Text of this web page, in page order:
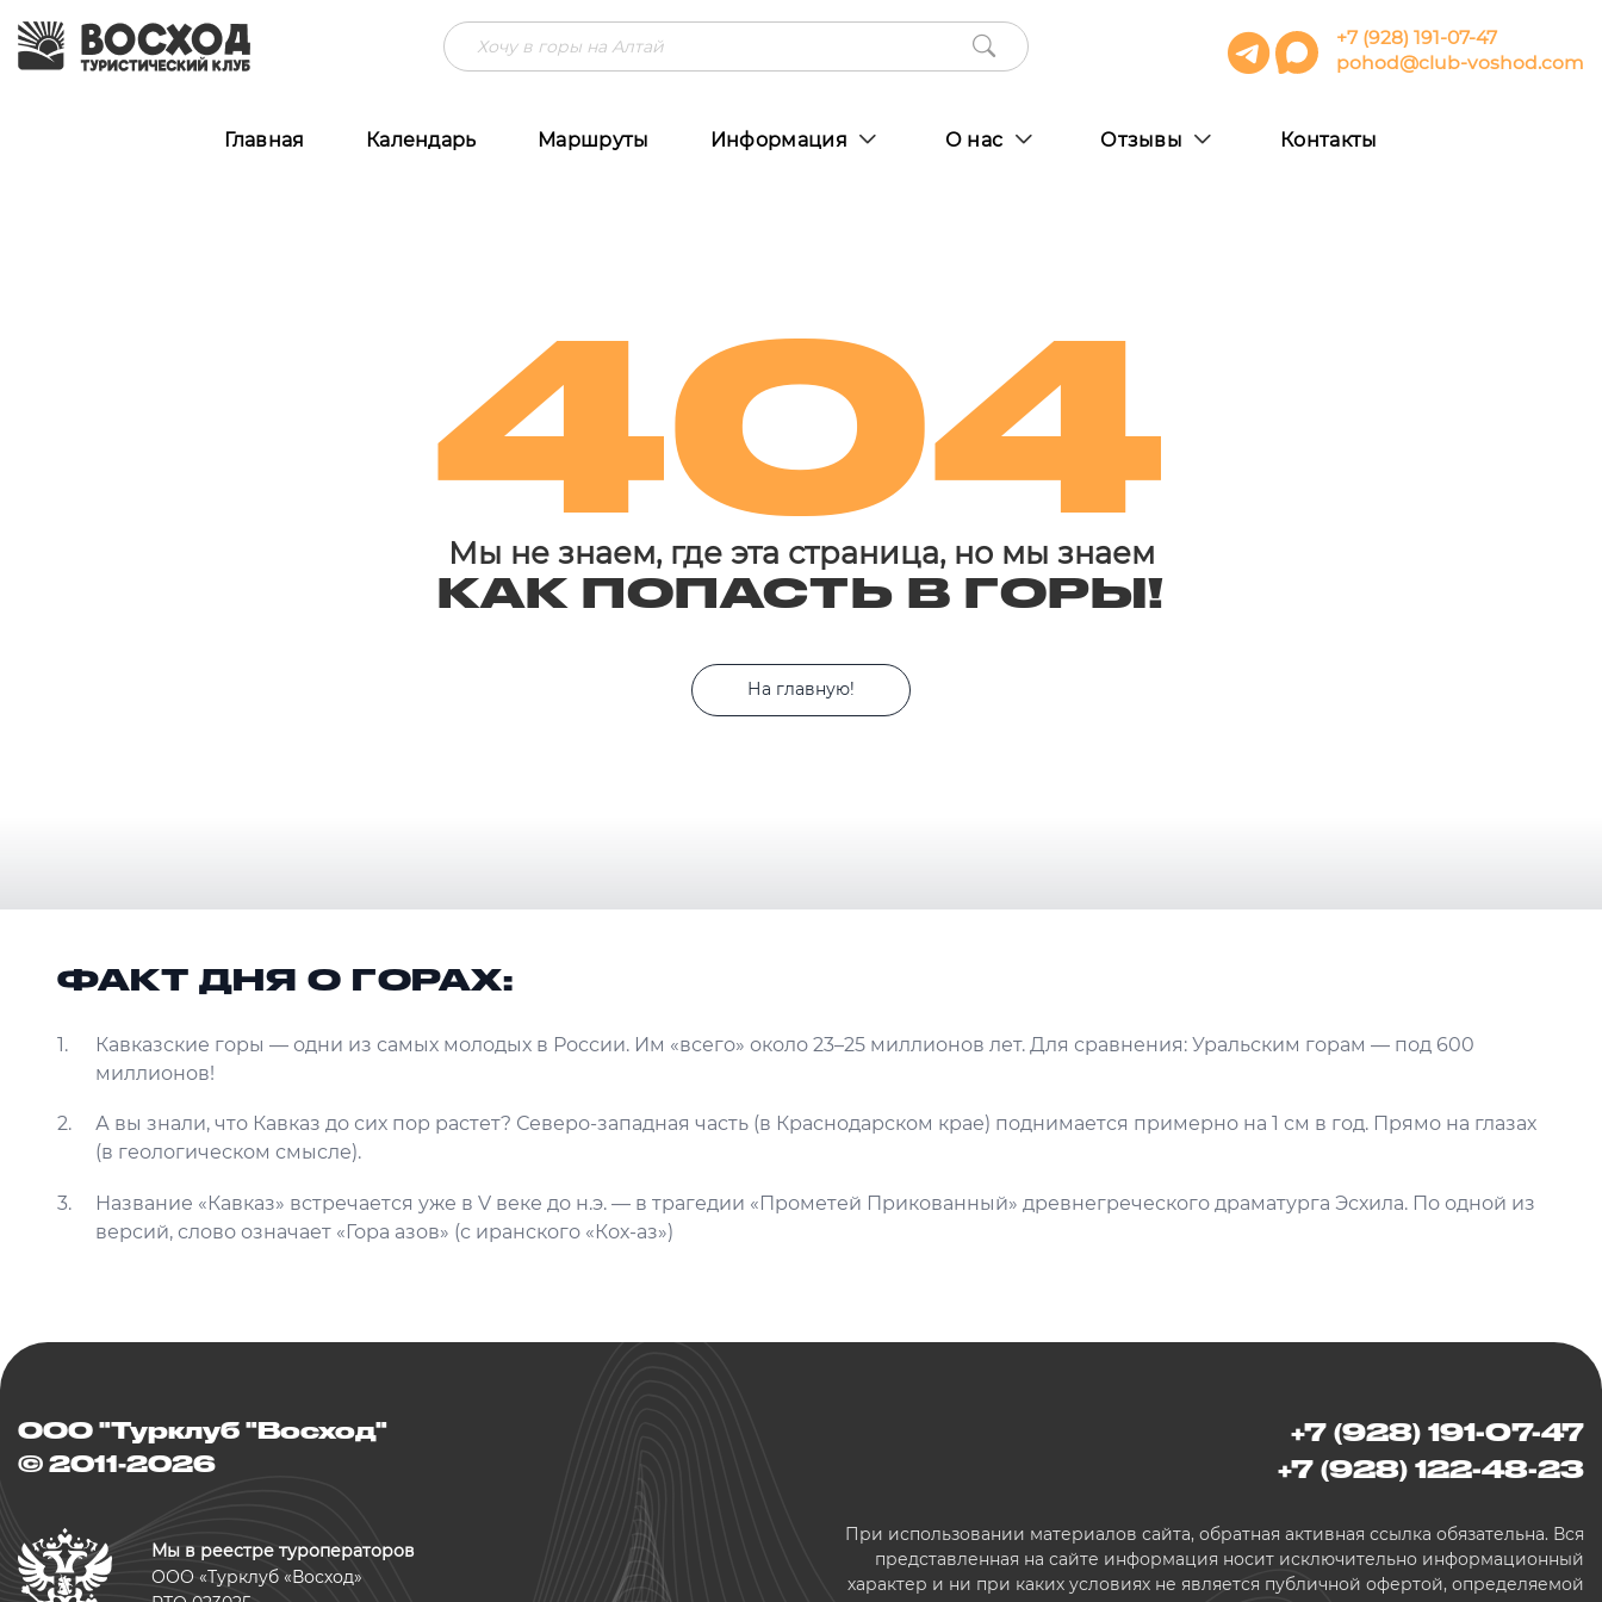
+7 (928) 191-07-47
pohod@club-voshod.com
Главная Календарь Маршруты Информация О нас Отзывы Контакты
404
Мы не знаем, где эта страница, но мы знаем
КАК ПОПАСТЬ В ГОРЫ!
На главную!
ФАКТ ДНЯ О ГОРАХ:
Кавказские горы — одни из самых молодых в России. Им «всего» около 23–25 миллионов лет. Для сравнения: Уральским горам — под 600
миллионов!
А вы знали, что Кавказ до сих пор растет? Северо-западная часть (в Краснодарском крае) поднимается примерно на 1 см в год. Прямо на глазах
(в геологическом смысле).
Название «Кавказ» встречается уже в V веке до н.э. — в трагедии «Прометей Прикованный» древнегреческого драматурга Эсхила. По одной из
версий, слово означает «Гора азов» (с иранского «Кох-аз»)
ООО "Турклуб "Восход"
© 2011-2026
Мы в реестре туроператоров
ООО «Турклуб «Восход»
+7 (928) 191-07-47
+7 (928) 122-48-23
При использовании материалов сайта, обратная активная ссылка обязательна. Вся
представленная на сайте информация носит исключительно информационный
характер и ни при каких условиях не является публичной офертой, определяемой